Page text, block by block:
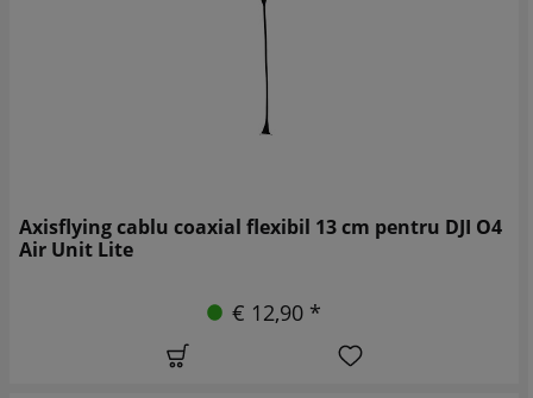
Axisflying cablu coaxial flexibil 13 cm pentru DJI O4
Air Unit Lite
€ 12,90 *